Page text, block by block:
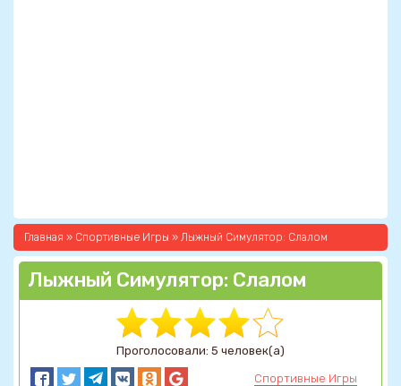
Главная » Спортивные Игры » Лыжный Симулятор: Слалом
Лыжный Симулятор: Слалом
Проголосовали: 5 человек(а)
Спортивные Игры